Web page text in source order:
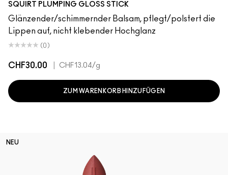
SQUIRT PLUMPING GLOSS STICK
Glänzender/schimmernder Balsam, pflegt/polstert die
Lippen auf, nicht klebender Hochglanz
(0)
CHF30.00 CHF13.04/g
ZUM WARENKORB HINZUFÜGEN
NEU